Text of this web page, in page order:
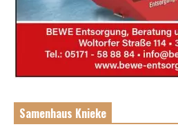
Samenhaus Knieke